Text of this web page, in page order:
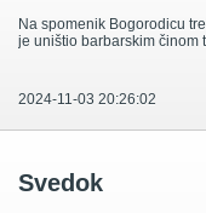
Na spomenik Bogorodicu
je uništio barbarskim činom
2024-11-03 20:26:02
Svedok